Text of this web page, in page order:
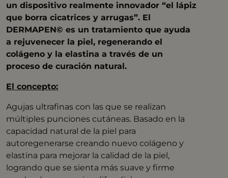
un dispositivo realmente innovador “el lápiz
que borra cicatrices y arrugas”. El
DERMAPEN© es un tratamiento que ayuda
a rejuvenecer la piel, regenerando el
colágeno y la elastina a través de un
proceso de curación natural.
El concepto:
Agujas ultrafinas con las que se realizan
múltiples punciones cutáneas. Basado en la
capacidad natural de la piel para
autoregenerarse creando nuevo colágeno y
elastina para mejorar la calidad de la piel,
logrando que se sienta más suave y firme